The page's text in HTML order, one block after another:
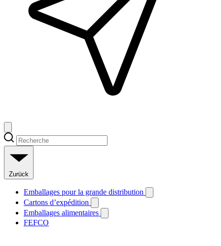
Zurück
Emballages pour la grande distribution
Cartons d’expédition
Emballages alimentaires
FEFCO